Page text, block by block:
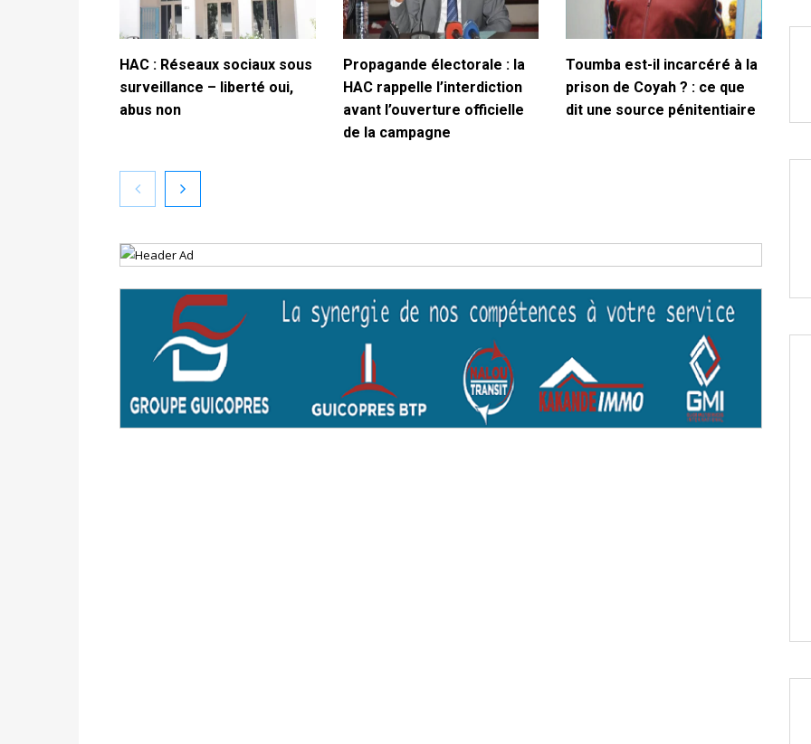
HAC : Réseaux sociaux sous
surveillance – liberté oui,
abus non
Propagande électorale : la
HAC rappelle l’interdiction
avant l’ouverture officielle
de la campagne
Toumba est-il incarcéré à la
prison de Coyah ? : ce que
dit une source pénitentiaire